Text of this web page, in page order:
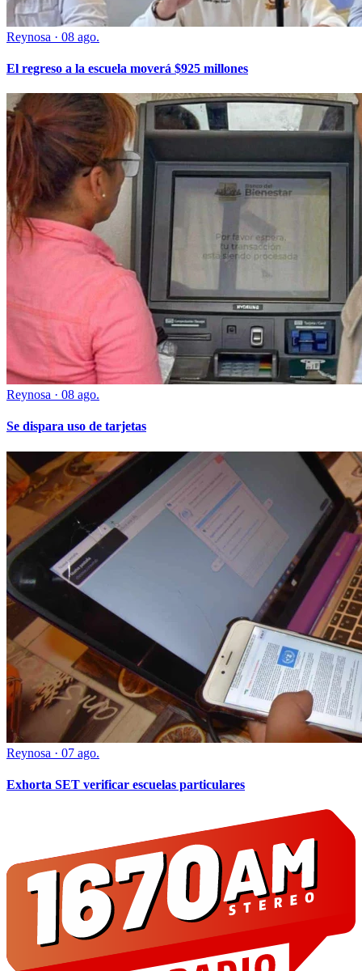
Reynosa · 08 ago.
El regreso a la escuela moverá $925 millones
Reynosa · 08 ago.
Se dispara uso de tarjetas
Reynosa · 07 ago.
Exhorta SET verificar escuelas particulares